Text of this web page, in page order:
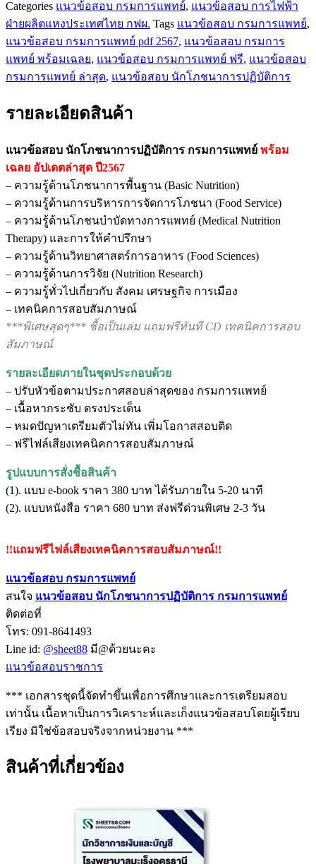
Categories แนวข้อสอบ กรมการแพทย์, แนวข้อสอบ การไฟฟ้า
ฝ่ายผลิตแหงประเทศไทย กฟผ. Tags แนวข้อสอบ กรมการแพทย์,
แนวข้อสอบ กรมการแพทย์ pdf 2567, แนวข้อสอบ กรมการ
แพทย์ พร้อมเฉลย, แนวข้อสอบ กรมการแพทย์ ฟรี, แนวข้อสอบ
กรมการแพทย์ ล่าสุด, แนวข้อสอบ นักโภชนาการปฏิบัติการ
รายละเอียดสินค้า
แนวข้อสอบ นักโภชนาการปฏิบัติการ กรมการแพทย์ พร้อม
เฉลย อัปเดตล่าสุด ปี2567
– ความรู้ด้านโภชนาการพื้นฐาน (Basic Nutrition)
– ความรู้ด้านการบริหารการจัดการโภชนา (Food Service)
– ความรู้ด้านโภชนบำบัดทางการแพทย์ (Medical Nutrition
Therapy) และการให้คำปรึกษา
– ความรู้ด้านวิทยาศาสตร์การอาหาร (Food Sciences)
– ความรู้ด้านการวิจัย (Nutrition Research)
– ความรู้ทั่วไปเกี่ยวกับ สังคม เศรษฐกิจ การเมือง
– เทคนิคการสอบสัมภาษณ์
***พิเศษสุดๆ*** ชื้อเป็นเล่ม แถมฟรีทันที CD เทคนิคการสอบ
สัมภาษณ์
รายละเอียดภายในชุดประกอบด้วย
– ปรับหัวข้อตามประกาศสอบล่าสุดของ กรมการแพทย์
– เนื้อหากระชับ ตรงประเด็น
– หมดปัญหาเตรียมตัวไม่ทัน เพิ่มโอกาสสอบติด
– ฟรีไฟล์เสียงเทคนิคการสอบสัมภาษณ์
รูปแบบการสั่งชื้อสินค้า
(1). แบบ e-book ราคา 380 บาท ได้รับภายใน 5-20 นาที
(2). แบบหนังสือ ราคา 680 บาท ส่งฟรีด่วนพิเศษ 2-3 วัน
!!แถมฟรีไฟล์เสียงเทคนิคการสอบสัมภาษณ์!!
แนวข้อสอบ กรมการแพทย์
สนใจ แนวข้อสอบ นักโภชนาการปฏิบัติการ กรมการแพทย์
ติดต่อที่
โทร: 091-8641493
Line id: @sheet88 มี@ด้วยนะคะ
แนวข้อสอบราชการ
*** เอกสารชุดนี้จัดทำขึ้นเพื่อการศึกษาและการเตรียมสอบ
เท่านั้น เนื้อหาเป็นการวิเคราะห์และเก็งแนวข้อสอบโดยผู้เรียบ
เรียง มิใช่ข้อสอบจริงจากหน่วยงาน ***
สินค้าที่เกี่ยวข้อง